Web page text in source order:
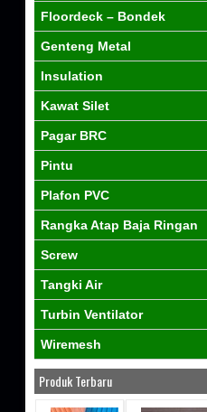
Floordeck – Bondek
Genteng Metal
Insulation
Kawat Silet
Pagar BRC
Pintu
Plafon PVC
Rangka Atap Baja Ringan
Screw
Tangki Air
Turbin Ventilator
Wiremesh
Produk Terbaru